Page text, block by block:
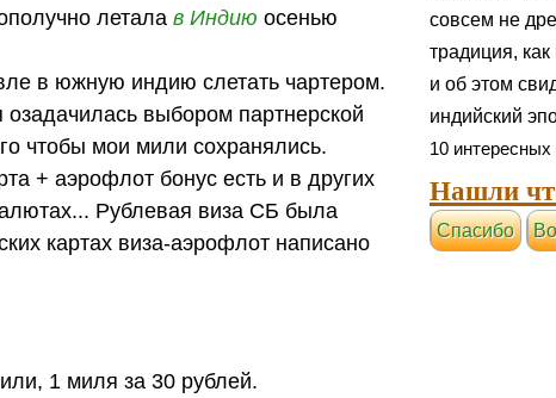
леталав Индию осенью
в южную индию слетать чартером.
выбором партнерской
чтобы мои мили сохранялись.
+ аэрофлот бонус есть и в других
Рублевая виза СБ была
картах виза-аэрофлот написано
1 миля за 30 рублей.
совсем не
традиция, как
и об этом
индийский
10
Нашли
Cпасибо